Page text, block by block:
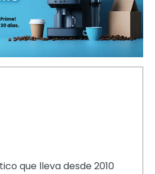
que lleva desde 2010